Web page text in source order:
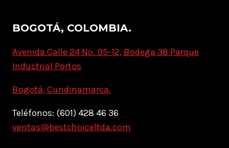
BOGOTÁ, COLOMBIA.
Avenida Calle 24 No. 95-12, Bodega 38 Parque
Industrial Portos
Bogotá, Cundinamarca.
Teléfonos: (601) 428 46 36
ventas@bestchoiceltda.com